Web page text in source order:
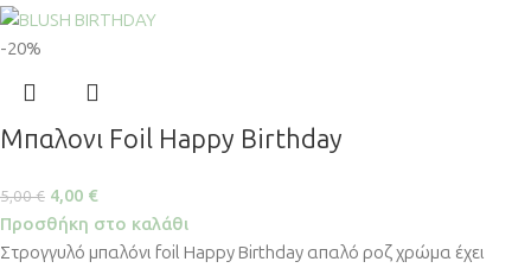
-20%
Μπαλονι Foil Happy Birthday
5,00€ 4,00 €
Προσθήκη στο καλάθι
Στρογγυλό μπαλόνι foil Happy Birthday απαλό ροζ χρώμα έχει